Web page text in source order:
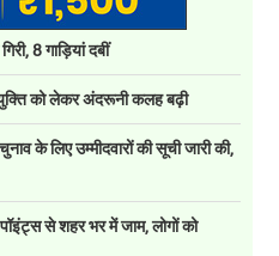
8 गाड़ियां दबीं
को लेकर अंदरूनी कलह बढ़ी
के लिए उम्मीदवारों की सूची जारी की,
से शहर भर में जाम, लोगों को